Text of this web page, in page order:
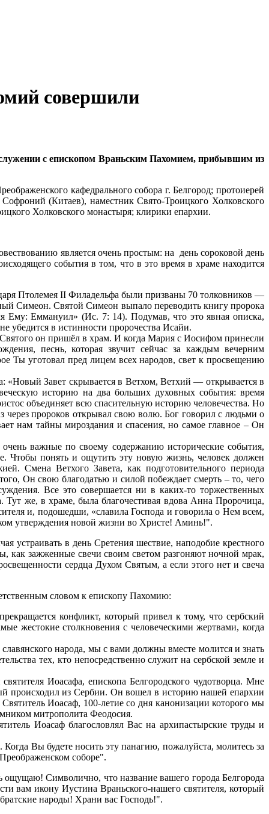
совершили
с епископом Враньским Пахомием, прибывшим из
кафедрального собора г. Белгород; протоиерей
(Китаев), наместник Свято-Троицкого Холковского
Холковского монастыря; клирики епархии.
является очень простым: на день сороковой день
события в том, что в это время в храме находится
Птолемея II Филадельфа были призваны 70 толковников —
Симеон. Святой Симеон выпало переводить книгу пророка
Ему: Еммануил» (Ис. 7: 14). Подумав, что это явная описка,
убедится в истинности пророчества Исайи.
он пришёл в храм. И когда Мария с Иосифом принесли
песнь, которая звучит сейчас за каждым вечерним
Ты уготовал пред лицем всех народов, свет к просвещению
«Новый Завет скрывается в Ветхом, Ветхий — открывается в
историю на два больших духовных события: время
объединяет всю спасительную историю человечества. Но
пророков открывал свою волю. Бог говорил с людьми о
нам тайны мироздания и спасения, но самое главное – Он
важные по своему содержанию исторические события,
Чтобы понять и ощутить эту новую жизнь, человек должен
Смена Ветхого Завета, как подготовительного периода
Он свою благодатью и силой побеждает смерть – то, чего
Все это совершается ни в каких-то торжественных
Тут же, в храме, была благочестивая вдова Анна Пророчица,
и, подошедши, «славила Господа и говорила о Нем всем,
утверждения новой жизни во Христе! Аминь!".
устраивать в день Сретения шествие, наподобие крестного
как зажженные свечи своим светом разгоняют ночной мрак,
сердца Духом Святым, а если этого нет и свеча
словом к епископу Пахомию:
конфликт, который привел к тому, что сербский
жестокие столкновения с человеческими жертвами, когда
народа, мы с вами должны вместе молится и знать
тех, кто непосредственно служит на сербской земле и
Иоасафа, епископа Белгородского чудотворца. Мне
происходил из Сербии. Он вошел в историю нашей епархии
Иоасаф, 100-летие со дня канонизации которого мы
митрополита Феодосия.
Иоасаф благословлял Вас на архипастырские труды и
Вы будете носить эту панагию, пожалуйста, молитесь за
соборе".
ощущаю! Символично, что название вашего города Белгорода
вам икону Иустина Враньского-нашего святителя, который
народы! Храни вас Господь!".